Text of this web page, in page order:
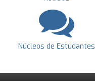
Núcleos de Estudantes